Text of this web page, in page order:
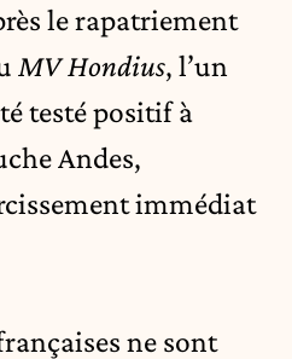
le rapatriement
MV Hondius, l’un
testé positif à
Andes,
immédiat
ne sont